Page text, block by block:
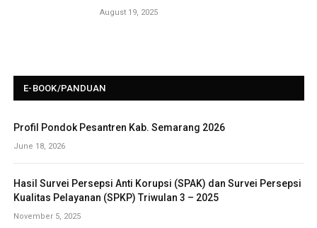
August 19, 2025
E-BOOK/PANDUAN
Profil Pondok Pesantren Kab. Semarang 2026
June 18, 2026
Hasil Survei Persepsi Anti Korupsi (SPAK) dan Survei Persepsi
Kualitas Pelayanan (SPKP) Triwulan 3 – 2025
November 5, 2025